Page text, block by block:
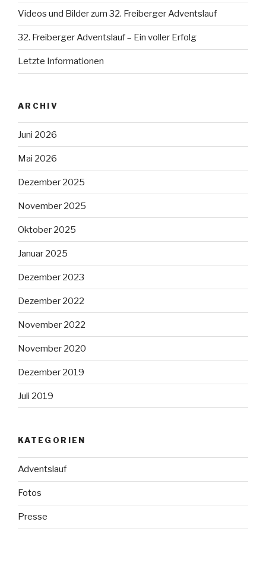
Videos und Bilder zum 32. Freiberger Adventslauf
32. Freiberger Adventslauf – Ein voller Erfolg
Letzte Informationen
ARCHIV
Juni 2026
Mai 2026
Dezember 2025
November 2025
Oktober 2025
Januar 2025
Dezember 2023
Dezember 2022
November 2022
November 2020
Dezember 2019
Juli 2019
KATEGORIEN
Adventslauf
Fotos
Presse